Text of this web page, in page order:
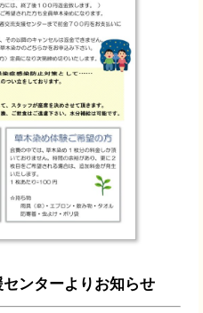
ンターよりお知らせ